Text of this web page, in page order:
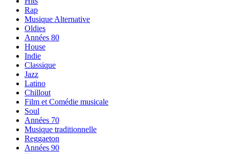
Rap
Musique Alternative
Oldies
Années 80
House
Indie
Classique
Jazz
Latino
Chillout
Film et Comédie musicale
Soul
Années 70
Musique traditionnelle
Reggaeton
Années 90